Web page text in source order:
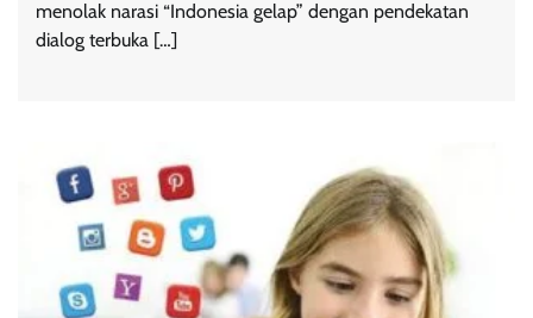
menolak narasi “Indonesia gelap” dengan pendekatan
dialog terbuka […]